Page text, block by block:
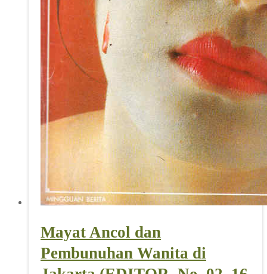
Mayat Ancol dan
Pembunuhan Wanita di